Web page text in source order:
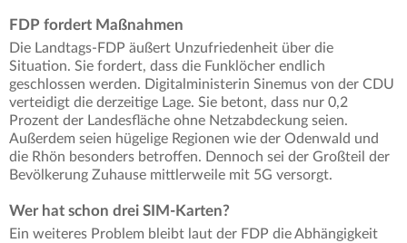
FDP fordert Maßnahmen
Die Landtags-FDP äußert Unzufriedenheit über die
Situation. Sie fordert, dass die Funklöcher endlich
geschlossen werden. Digitalministerin Sinemus von der CDU
verteidigt die derzeitige Lage. Sie betont, dass nur 0,2
Prozent der Landesfläche ohne Netzabdeckung seien.
Außerdem seien hügelige Regionen wie der Odenwald und
die Rhön besonders betroffen. Dennoch sei der Großteil der
Bevölkerung Zuhause mittlerweile mit 5G versorgt.
Wer hat schon drei SIM-Karten?
Ein weiteres Problem bleibt laut der FDP die Abhängigkeit